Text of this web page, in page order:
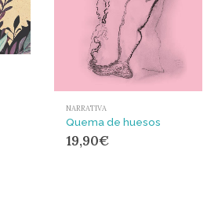
NARRATIVA
Quema de huesos
19,90€